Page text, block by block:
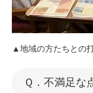
▲地域の方たちとの
Ｑ．不満足な